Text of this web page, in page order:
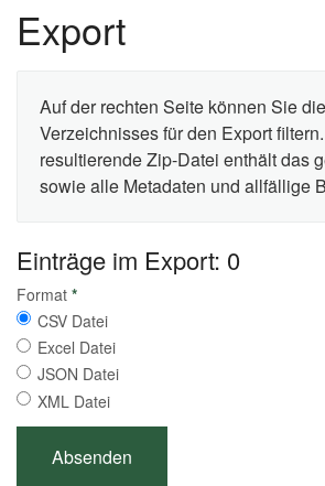
Export
Auf der rechten Seite können Sie
Verzeichnisses für den Export
resultierende Zip-Datei enthält das
sowie alle Metadaten und allfällige
Einträge im Export: 0
Format *
CSV Datei
Excel Datei
JSON Datei
XML Datei